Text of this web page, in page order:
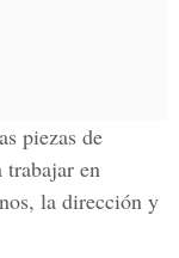
piezas de
trabajar en
la dirección y